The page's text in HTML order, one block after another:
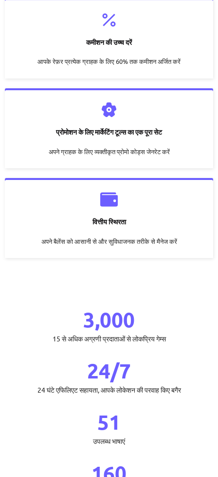
कमीशन की उच्‍च दरें
आपके रेफ़र प्रत्येक ग्राहक के लिए 60% तक कमीशन अर्जित करें
प्रोमोशन के लिए मार्केटिंग टूल्स का एक पूरा सेट
अपने ग्राहक के लिए व्यक्तीकृत प्रोमो कोड्स जेनरेट करें
वित्तीय स्थिरता
अपने बैलेंस को आसानी से और सुविधाजनक तरीके से मैनेज करें
3,000
15 से अधिक अग्रणी प्रदाताओं से लोकप्रिय गेम्स
24/7
24 घंटे एफिलिएट सहायता, आपके लोकेशन की परवाह किए बगैर
51
उपलब्ध भाषाएं